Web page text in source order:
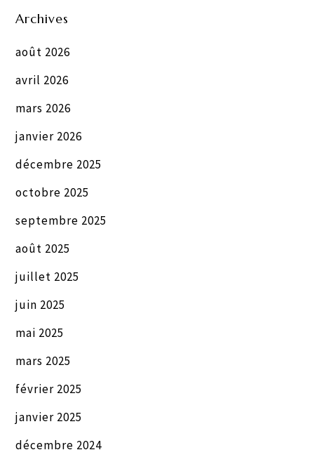
Archives
août 2026
avril 2026
mars 2026
janvier 2026
décembre 2025
octobre 2025
septembre 2025
août 2025
juillet 2025
juin 2025
mai 2025
mars 2025
février 2025
janvier 2025
décembre 2024